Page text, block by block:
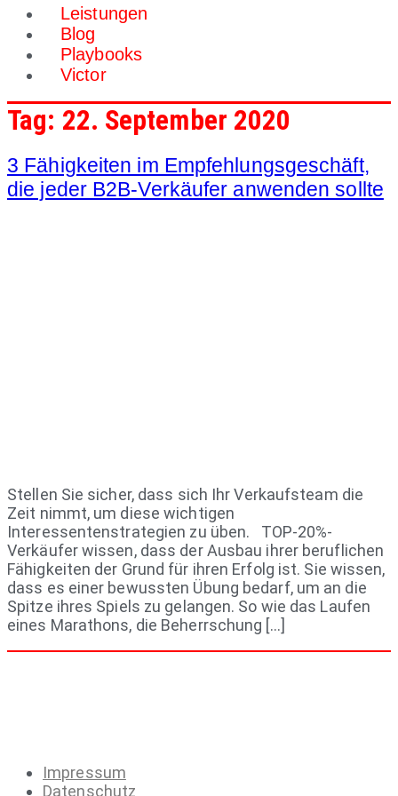
Leistungen
Blog
Playbooks
Victor
Tag: 22. September 2020
3 Fähigkeiten im Empfehlungsgeschäft,
die jeder B2B-Verkäufer anwenden sollte
Stellen Sie sicher, dass sich Ihr Verkaufsteam die
Zeit nimmt, um diese wichtigen
Interessentenstrategien zu üben. TOP-20%-
Verkäufer wissen, dass der Ausbau ihrer beruflichen
Fähigkeiten der Grund für ihren Erfolg ist. Sie wissen,
dass es einer bewussten Übung bedarf, um an die
Spitze ihres Spiels zu gelangen. So wie das Laufen
eines Marathons, die Beherrschung […]
Impressum
Datenschutz